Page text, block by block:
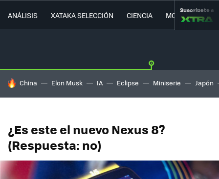
ANÁLISIS XATAKA SELECCIÓN CIENCIA MOVILIDAD
Suscríbete a
HOY SE HABLA DE
China Elon Musk IA Eclipse Miniserie Japón
¿Es este el nuevo Nexus 8?
(Respuesta: no)